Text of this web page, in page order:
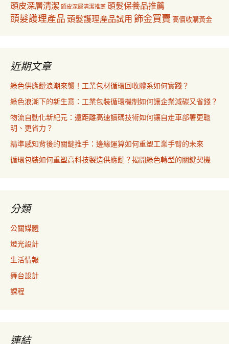
頭皮深層清潔 頭皮深層清潔推薦 頭髮保養品推薦
頭髮護理產品 頭髮護理產品試用 飾金買賣 高價收購黃金
近期文章
綠色供應鏈浪潮來襲！工業包材循環回收體系如何實踐？
綠色浪潮下的新生意：工業包裝循環機制如何讓企業減碳又省錢？
物流自動化新紀元：遠距離高速讀碼技術如何讓自走車部署更聰
明、更省力？
精準感知背後的關鍵推手：邊緣運算如何重塑工業手臂的未來
循環包裝如何重塑高科技製造供應鏈？揭開綠色轉型的關鍵契機
分類
公關媒體
燈光設計
生活情報
舞台設計
課程
連結